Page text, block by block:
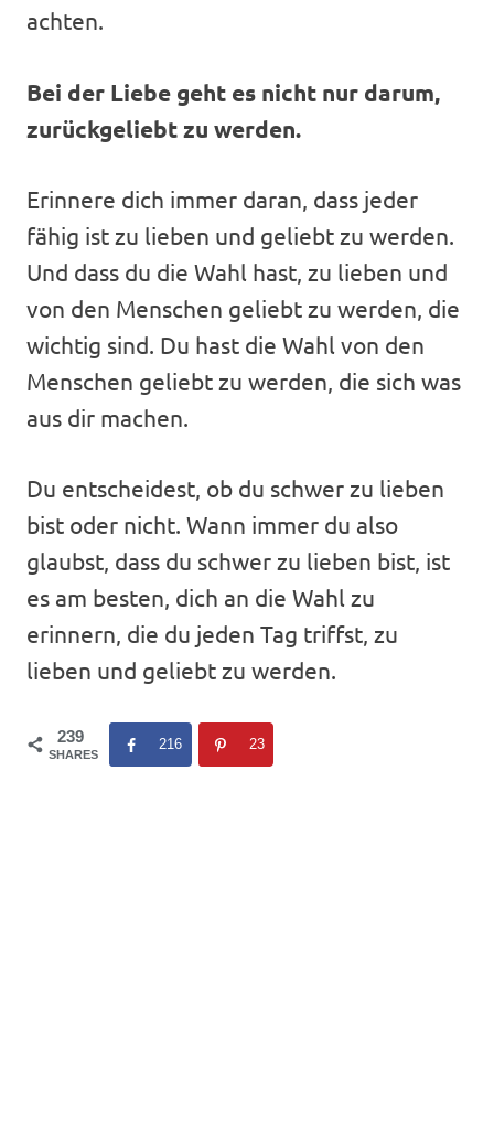
achten.
Bei der Liebe geht es nicht nur darum,
zurückgeliebt zu werden.
Erinnere dich immer daran, dass jeder
fähig ist zu lieben und geliebt zu werden.
Und dass du die Wahl hast, zu lieben und
von den Menschen geliebt zu werden, die
wichtig sind. Du hast die Wahl von den
Menschen geliebt zu werden, die sich was
aus dir machen.
Du entscheidest, ob du schwer zu lieben
bist oder nicht. Wann immer du also
glaubst, dass du schwer zu lieben bist, ist
es am besten, dich an die Wahl zu
erinnern, die du jeden Tag triffst, zu
lieben und geliebt zu werden.
239
SHARES
216 23